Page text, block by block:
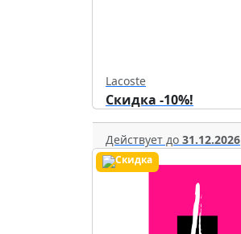
Lacoste
Скидка -10%!
Действует до 31.12.2026